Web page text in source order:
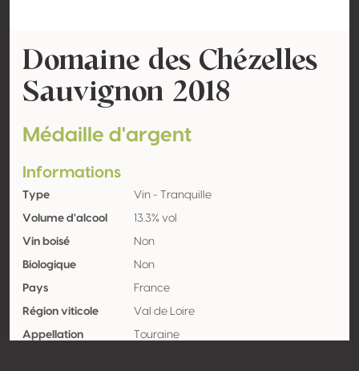
Domaine des Chézelles
Sauvignon 2018
Médaille d'argent
Informations
Type Vin - Tranquille
Volume d'alcool 13.3% vol
Vin boisé Non
Biologique Non
Pays France
Région viticole Val de Loire
Appellation Touraine